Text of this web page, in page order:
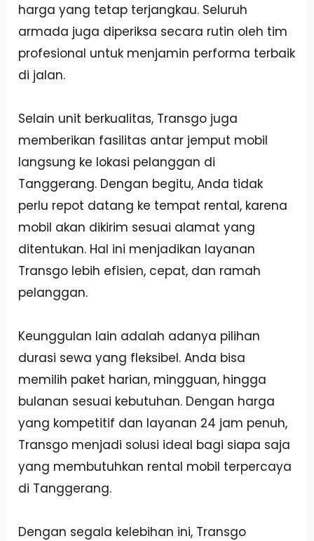
harga yang tetap terjangkau. Seluruh
armada juga diperiksa secara rutin oleh tim
profesional untuk menjamin performa terbaik
di jalan.
Selain unit berkualitas, Transgo juga
memberikan fasilitas antar jemput mobil
langsung ke lokasi pelanggan di
Tanggerang. Dengan begitu, Anda tidak
perlu repot datang ke tempat rental, karena
mobil akan dikirim sesuai alamat yang
ditentukan. Hal ini menjadikan layanan
Transgo lebih efisien, cepat, dan ramah
pelanggan.
Keunggulan lain adalah adanya pilihan
durasi sewa yang fleksibel. Anda bisa
memilih paket harian, mingguan, hingga
bulanan sesuai kebutuhan. Dengan harga
yang kompetitif dan layanan 24 jam penuh,
Transgo menjadi solusi ideal bagi siapa saja
yang membutuhkan rental mobil terpercaya
di Tanggerang.
Dengan segala kelebihan ini, Transgo